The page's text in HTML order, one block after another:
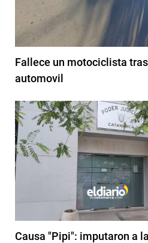
Fallece un motociclista
automovil
Causa "Pipi": imputaron a